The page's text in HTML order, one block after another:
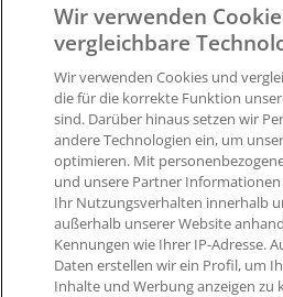
Aktivieren Sie
Ihre individuelle Preisliste
wird. Innerhalb weniger
Abruf Status einsehen.
Was this article
Like0
Views: 578
Wir verwenden
vergleichbare
Wir verwenden Cookies und
die für die korrekte Funktion
sind. Darüber hinaus setzen wir
andere Technologien ein, um
optimieren. Mit
und unsere Partner
Ihr Nutzungsverhalten innerhalb
außerhalb unserer Website
Kennungen wie Ihrer IP-Adresse.
Daten erstellen wir ein Profil, um
Inhalte und Werbung anzeigen zu